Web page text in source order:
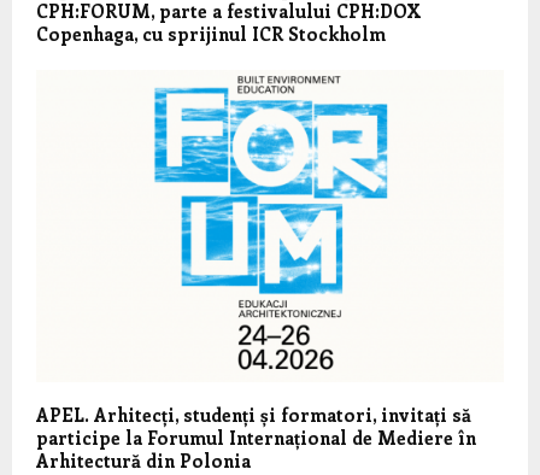
CPH:FORUM, parte a festivalului CPH:DOX
Copenhaga, cu sprijinul ICR Stockholm
APEL. Arhitecți, studenți și formatori, invitați să
participe la Forumul Internațional de Mediere în
Arhitectură din Polonia